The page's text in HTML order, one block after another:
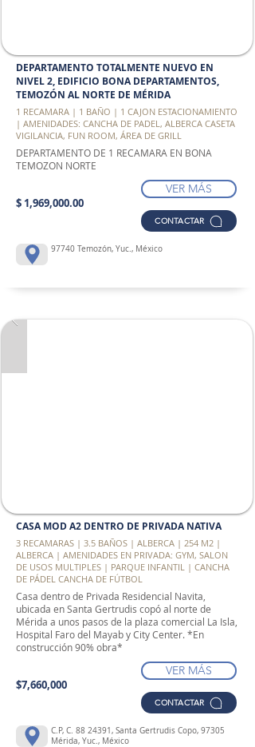
DEPARTAMENTO TOTALMENTE NUEVO EN
NIVEL 2, EDIFICIO BONA DEPARTAMENTOS,
TEMOZÓN AL NORTE DE MÉRIDA
1 RECAMARA | 1 BAÑO | 1 CAJON ESTACIONAMIENTO
| AMENIDADES: CANCHA DE PADEL, ALBERCA CASETA
VIGILANCIA, FUN ROOM, ÁREA DE GRILL
DEPARTAMENTO DE 1 RECAMARA EN BONA
TEMOZON NORTE
$ 1,969,000.00
VER MÁS
CONTACTAR
97740 Temozón, Yuc., México
CASA MOD A2 DENTRO DE PRIVADA NATIVA
3 RECAMARAS | 3.5 BAÑOS | ALBERCA | 254 M2 |
ALBERCA | AMENIDADES EN PRIVADA: GYM, SALON
DE USOS MULTIPLES | PARQUE INFANTIL | CANCHA
DE PÁDEL CANCHA DE FÚTBOL
Casa dentro de Privada Residencial Navita,
ubicada en Santa Gertrudis copó al norte de
Mérida a unos pasos de la plaza comercial La Isla,
Hospital Faro del Mayab y City Center. *En
construcción 90% obra*
$7,660,000
VER MÁS
CONTACTAR
C.P, C. 88 24391, Santa Gertrudis Copo, 97305
Mérida, Yuc., México